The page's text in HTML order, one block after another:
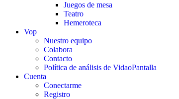
Juegos de mesa
Teatro
Hemeroteca
Vop
Nuestro equipo
Colabora
Contacto
Política de análisis de VidaoPantalla
Cuenta
Conectarme
Registro